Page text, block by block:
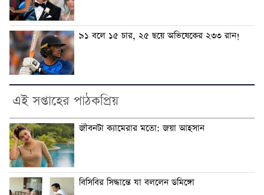
৯১ বলে ১৫ চার, ২৫ ছয়ে অভিষেকের ২৩৩ রান!
এই সপ্তাহের পাঠকপ্রিয়
জীবনটা ক্যামেরার মতো: জয়া আহসান
বিসিবির সিদ্ধান্তে যা বললেন ডমিঙ্গো